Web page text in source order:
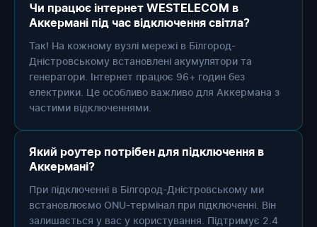
Чи працює інтернет WESTELECOM в
Аккермані під час відключення світла?
Так! На кожному вузлі мережі в Білгород-
Дністровському встановлені акумулятори та
генератори. Інтернет працює 96+ годин без
електрики. Це особливо важливо для Аккермана з
частими відключеннями.
Який роутер потрібен для підключення в
Аккермані?
При підключенні в Білгород-Дністровському ми
встановлюємо ONU-термінал при підключенні. Він
залишається у вас у користування. Підтримує 2.4